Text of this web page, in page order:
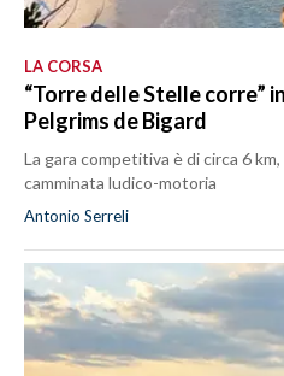
LA CORSA
“Torre delle Stelle corre”
Pelgrims de Bigard
La gara competitiva è di circa 6
camminata ludico-motoria
Antonio Serreli